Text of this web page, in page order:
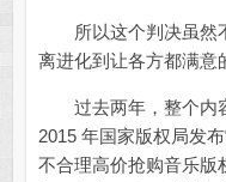
所以这个判决虽然
离进化到让各方都满意
过去两年，整个内容
2015 年国家版权局发
不合理高价抢购音乐版